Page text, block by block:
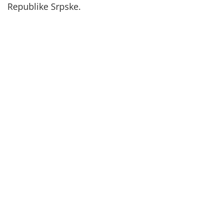
Republike Srpske.